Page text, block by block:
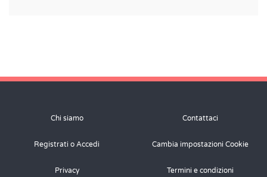
Chi siamo Contattaci
Registrati o Accedi Cambia impostazioni Cookie
Privacy Termini e condizioni